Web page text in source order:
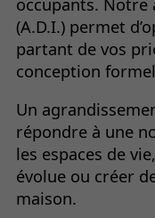
occupants. Notre
(A.D.I.) permet
partant de vos
conception
Un
répondre à une
les espaces de
évolue ou créer
maison.